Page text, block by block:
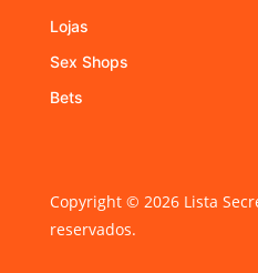
Lojas
Sex Shops
Bets
Copyright © 2026 Lista
reservados.